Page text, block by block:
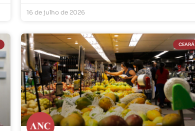
16 de julho de 2026
CEARÁ